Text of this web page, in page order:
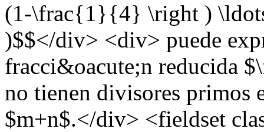
(1-\frac{1}{4} \right )
)$$</div> <div> puede
fracci&oacute;n reducida
no tienen divisores primos
$m+n$.</div> <fieldset